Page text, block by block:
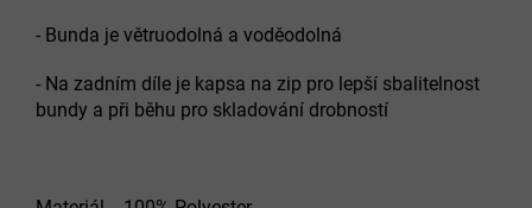
- Bunda je větruodolná a voděodolná
- Na zadním díle je kapsa na zip pro lepší sbalitelnost
bundy a při běhu pro skladování drobností